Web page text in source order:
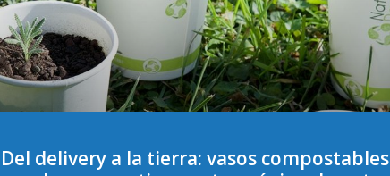
Del delivery a la tierra: vasos compostables